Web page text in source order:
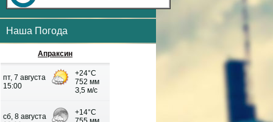
Наша Погода
Апраксин